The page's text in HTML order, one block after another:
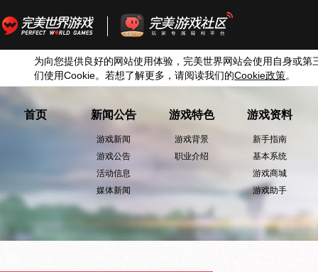
为向您提供良好的网站使用体验，完美世界网站会使用自身或第
们使用Cookie。若想了解更多，请阅读我们的Cookie政策。
首页 新闻公告
游戏新闻
游戏公告
活动信息
媒体新闻
游戏特色
游戏背景
职业介绍
游戏资料
新手指南
基本系统
游戏商城
游戏助手